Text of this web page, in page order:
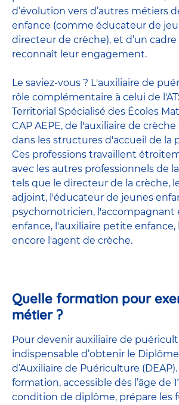
d’évolution vers d’autres métiers
enfance (comme éducateur de
directeur de crèche), et d’un
reconnaît leur engagement.
Le saviez-vous ? L'auxiliaire de
rôle complémentaire à celui de
Territorial Spécialisé des Écoles
CAP AEPE, de l'auxiliaire de crèche
dans les structures d'accueil de la
Ces professions travaillent
avec les autres professionnels de
tels que le directeur de la crèche,
adjoint, l'éducateur de jeunes
psychomotricien,
enfance, l'auxiliaire petite enfance,
encore l'agent de crèche.
Quelle formation pour
métier ?
Pour devenir auxiliaire de
indispensable d’obtenir le Diplôme
d’Auxiliaire de Puériculture
formation, accessible dès l’âge de
condition de diplôme, prépare les